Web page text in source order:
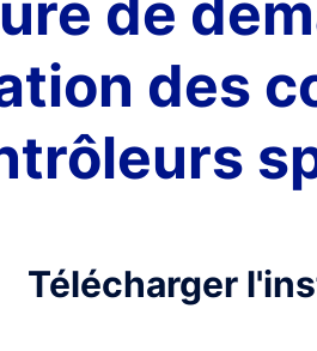
des
Télécharger